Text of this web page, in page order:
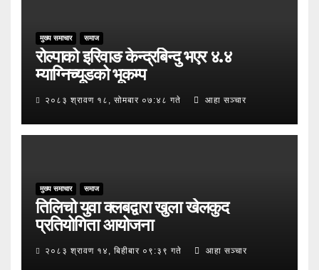
मुख्य समाचार समाज
रोल्पाको इरिवाङ केन्द्रबिन्दु भएर ४.४
म्याग्निच्यूडको भूकम्प
२०८३ श्रावण १८, सोमबार ०७:४८ गते आहा सञ्चार
मुख्य समाचार समाज
तिलिचो युवा क्लबद्वारा खुला खेलकुद
प्रतियोगिता आयोजना
२०८३ श्रावण १४, बिहीबार ०९:३९ गते आहा सञ्चार